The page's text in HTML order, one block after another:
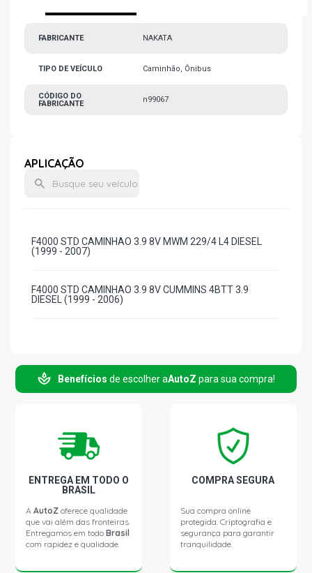
FABRICANTE NAKATA
TIPO DE VEÍCULO Caminhão, Ônibus
CÓDIGO DO
FABRICANTE
n99067
APLICAÇÃO
F4000 STD CAMINHAO 3.9 8V MWM 229/4 L4 DIESEL
(1999 - 2007)
F4000 STD CAMINHAO 3.9 8V CUMMINS 4BTT 3.9
DIESEL (1999 - 2006)
Benefícios de escolher aAutoZ para sua compra!
ENTREGA EM TODO O
BRASIL
AAutoZ oferece qualidade
que vai além das fronteiras.
Entregamos em todoBrasil
com rapidez e qualidade.
COMPRA SEGURA
Sua compra online
protegida. Criptografia e
segurança para garantir
tranquilidade.